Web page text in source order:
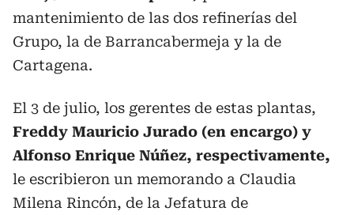
mantenimiento de las dos refinerías del
Grupo, la de Barrancabermeja y la de
Cartagena.
El 3 de julio, los gerentes de estas plantas,
Freddy Mauricio Jurado (en encargo) y
Alfonso Enrique Núñez, respectivamente,
le escribieron un memorando a Claudia
Milena Rincón, de la Jefatura de